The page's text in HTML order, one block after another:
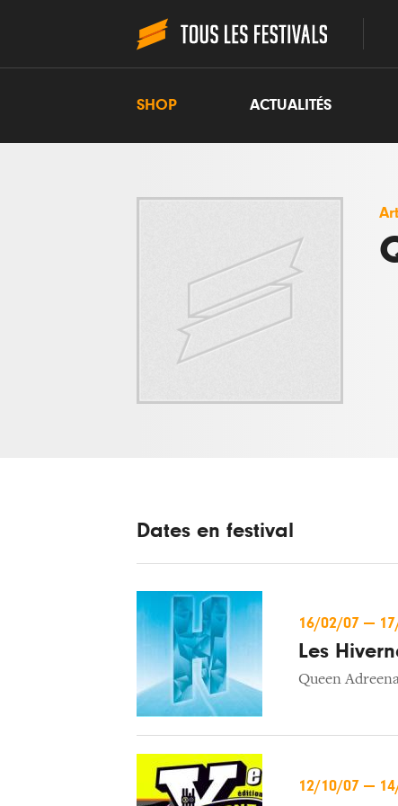
SHOP ACTUALITÉS
Dates en festival
16/02/07 —
Les
Queen
12/10/07 —